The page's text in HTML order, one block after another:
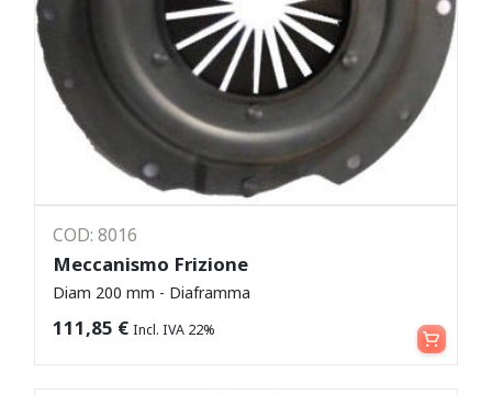
COD: 8016
Meccanismo Frizione
Diam 200 mm - Diaframma
111,85 € Incl. IVA 22% Leggi tutto